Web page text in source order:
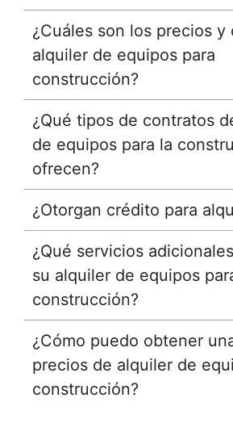
¿Cuáles son los precios y
alquiler de equipos para
construcción?
¿Qué tipos de contratos
de equipos para la
ofrecen?
¿Otorgan crédito para
¿Qué servicios
su alquiler de equipos
construcción?
¿Cómo puedo obtener
precios de alquiler de
construcción?